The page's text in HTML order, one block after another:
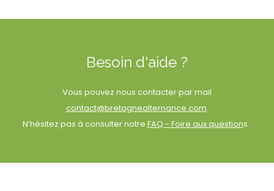
Besoin d'aide ?
Vous pouvez nous contacter par mail
contact@bretagnealternance.com.
N’hésitez pas à consulter notre FAQ - Foire aux questions .